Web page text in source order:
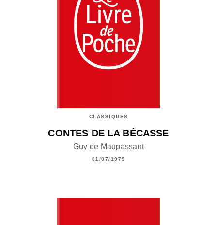
CLASSIQUES
CONTES DE LA BÉCASSE
Guy de Maupassant
01/07/1979